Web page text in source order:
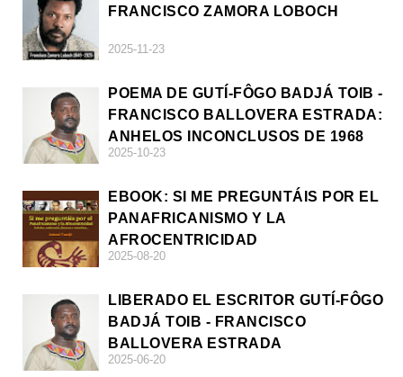
FRANCISCO ZAMORA LOBOCH
2025-11-23
POEMA DE GUTÍ-FÔGO BADJÁ TOIB -
FRANCISCO BALLOVERA ESTRADA:
ANHELOS INCONCLUSOS DE 1968
2025-10-23
EBOOK: SI ME PREGUNTÁIS POR EL
PANAFRICANISMO Y LA
AFROCENTRICIDAD
2025-08-20
LIBERADO EL ESCRITOR GUTÍ-FÔGO
BADJÁ TOIB - FRANCISCO
BALLOVERA ESTRADA
2025-06-20